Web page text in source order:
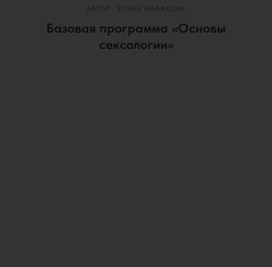
АВТОР - ЕЛЕНА МАЛАХОВА
Базовая программа «Основы
сексологии»